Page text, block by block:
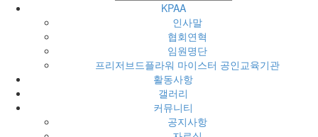
KPAA
인사말
협회연혁
임원명단
프리저브드플라워 마이스터 공인교육기관
활동사항
갤러리
커뮤니티
공지사항